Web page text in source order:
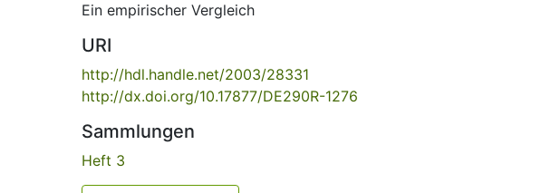
Ein empirischer Vergleich
URI
http://hdl.handle.net/2003/28331
http://dx.doi.org/10.17877/DE290R-1276
Sammlungen
Heft 3